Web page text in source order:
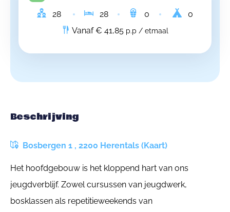
28 28 0
0
Vanaf € 41,85 p.p / etmaal
Beschrijving
Bosbergen 1 , 2200 Herentals (Kaart)
Het hoofdgebouw is het kloppend hart van ons
jeugdverblijf. Zowel cursussen van jeugdwerk,
bosklassen als repetitieweekends van